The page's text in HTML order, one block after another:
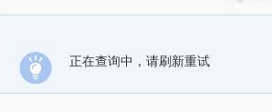
正在查询中，请刷新重试